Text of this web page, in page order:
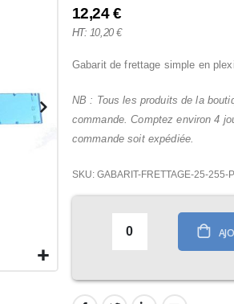
12,24 €
10,20 €
Gabarit de frettage simple en
NB : Tous les produits de la
commande. Comptez environ 4
commande soit expédiée.
SKU GABARIT-FRETTAGE-25-255-